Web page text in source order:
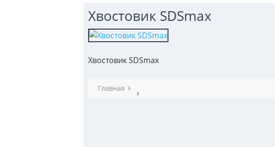
Хвостовик SDSmax
Хвостовик SDSmax
Главная